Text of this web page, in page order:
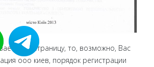
эту страницу, то, возможно, Вас
ооо киев, порядок регистрации